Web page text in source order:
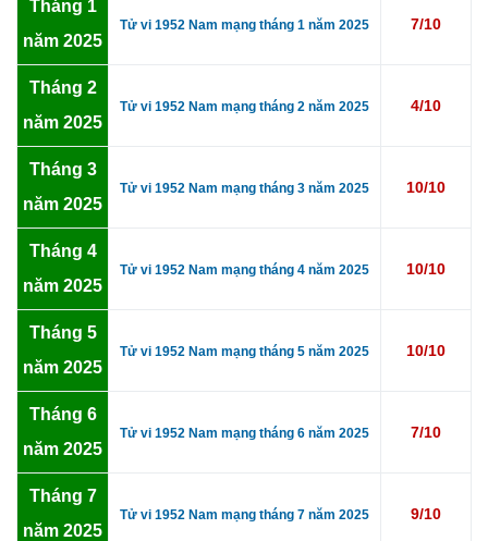
Tháng 1
năm 2025
Tử vi 1952 Nam mạng tháng 1 năm 2025 7/10
Tháng 2
năm 2025
Tử vi 1952 Nam mạng tháng 2 năm 2025 4/10
Tháng 3
năm 2025
Tử vi 1952 Nam mạng tháng 3 năm 2025 10/10
Tháng 4
năm 2025
Tử vi 1952 Nam mạng tháng 4 năm 2025 10/10
Tháng 5
năm 2025
Tử vi 1952 Nam mạng tháng 5 năm 2025 10/10
Tháng 6
năm 2025
Tử vi 1952 Nam mạng tháng 6 năm 2025 7/10
Tháng 7
năm 2025
Tử vi 1952 Nam mạng tháng 7 năm 2025 9/10